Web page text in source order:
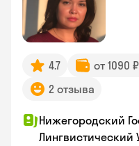
4.7 от 1090
2 отзыва
Нижегородский
Лингвистический